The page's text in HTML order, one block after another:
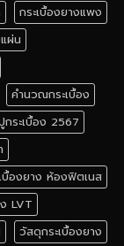
กระเบื้องยางแพง
ผ่น
คำนวณกระเบื้อง
กระเบื้อง 2567
บื้องยาง ห้องฟิตเนส
LVT
วัสดุกระเบื้องยาง